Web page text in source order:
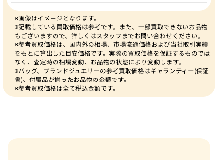
※画像はイメージとなります。
※記載している買取価格は参考です。また、一部買取できないお品物
もございますので、詳しくはスタッフまでお問い合わせください。
※参考買取価格は、国内外の相場、市場流通価格および当社取引実績
をもとに算出した目安価格です。実際の買取価格を保証するものでは
なく、査定時の相場変動、お品物の状態により変動します。
※バッグ、ブランドジュエリーの参考買取価格はギャランティー(保証
書)、付属品が揃ったお品物の金額です。
※参考買取価格は全て税込金額です。